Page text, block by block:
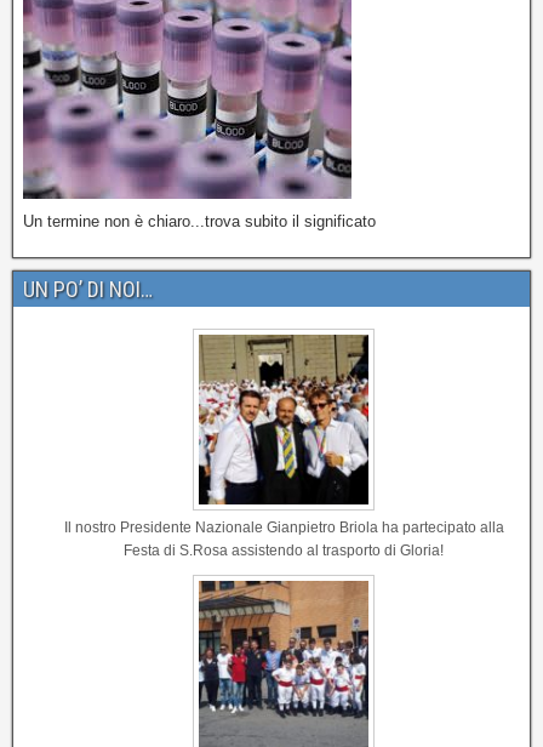
Un termine non è chiaro...trova subito il significato
UN PO’ DI NOI…
Il nostro Presidente Nazionale Gianpietro Briola ha partecipato alla
Festa di S.Rosa assistendo al trasporto di Gloria!